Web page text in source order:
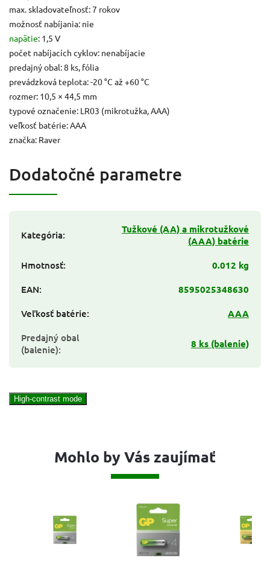
max. skladovateľnosť: 7 rokov
možnosť nabíjania: nie
napätie: 1,5 V
počet nabíjacích cyklov: nenabíjacie
predajný obal: 8 ks, fólia
prevádzková teplota: -20 °C až +60 °C
rozmer: 10,5 × 44,5 mm
typové označenie: LR03 (mikrotužka, AAA)
veľkosť batérie: AAA
značka: Raver
Dodatočné parametre
Kategória:
Tužkové (AA) a mikrotužkové
(AAA) batérie
Hmotnosť:
0.012 kg
EAN:
8595025348630
Veľkosť batérie:
AAA
Predajný obal
(balenie): 8 ks (balenie)
High-contrast mode
Mohlo by Vás zaujímať